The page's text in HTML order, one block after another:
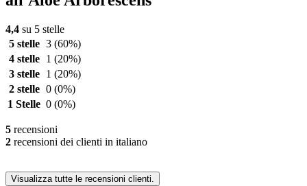
4,4 su 5 stelle
5 stelle 3 (60%)
4 stelle
1 (20%)
3 stelle
1 (20%)
2 stelle 0 (0%)
1 Stelle 0 (0%)
5 recensioni
2 recensioni dei clienti in italiano
Visualizza tutte le recensioni clienti.